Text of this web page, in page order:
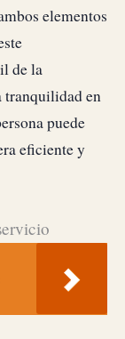
elementos
de la
tranquilidad en
puede
eficiente y